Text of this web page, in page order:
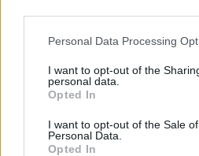
Please note that this website/app
not limited to your visit or usage
grant or deny consent to Google
use your data for below specified
consent section.
Personal Data Processing
I want to opt-out of the
personal data.
Opted In
I want to opt-out of the Sale
Personal Data.
Opted In
NEWS